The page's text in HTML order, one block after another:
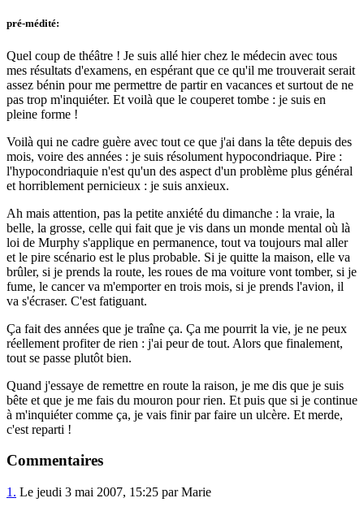
pré-médité:
Quel coup de théâtre ! Je suis allé hier chez le médecin avec tous
mes résultats d'examens, en espérant que ce qu'il me trouverait serait
assez bénin pour me permettre de partir en vacances et surtout de ne
pas trop m'inquiéter. Et voilà que le couperet tombe : je suis en
pleine forme !
Voilà qui ne cadre guère avec tout ce que j'ai dans la tête depuis des
mois, voire des années : je suis résolument hypocondriaque. Pire :
l'hypocondriaquie n'est qu'un des aspect d'un problème plus général
et horriblement pernicieux : je suis anxieux.
Ah mais attention, pas la petite anxiété du dimanche : la vraie, la
belle, la grosse, celle qui fait que je vis dans un monde mental où là
loi de Murphy s'applique en permanence, tout va toujours mal aller
et le pire scénario est le plus probable. Si je quitte la maison, elle va
brûler, si je prends la route, les roues de ma voiture vont tomber, si je
fume, le cancer va m'emporter en trois mois, si je prends l'avion, il
va s'écraser. C'est fatiguant.
Ça fait des années que je traîne ça. Ça me pourrit la vie, je ne peux
réellement profiter de rien : j'ai peur de tout. Alors que finalement,
tout se passe plutôt bien.
Quand j'essaye de remettre en route la raison, je me dis que je suis
bête et que je me fais du mouron pour rien. Et puis que si je continue
à m'inquiéter comme ça, je vais finir par faire un ulcère. Et merde,
c'est reparti !
Commentaires
1. Le jeudi 3 mai 2007, 15:25 par Marie